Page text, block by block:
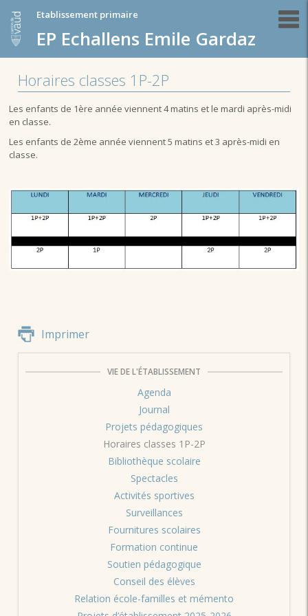
Etablissement primaire
EP Echallens Emile Gardaz
Horaires classes 1P-2P
Les enfants de 1ère année viennent 4 matins et le mardi après-midi
en classe.
Les enfants de 2ème année viennent 5 matins et 3 après-midi en
classe.
Imprimer
VIE DE L'ÉTABLISSEMENT
Agenda
Journal
Projets pédagogiques
Horaires classes 1P-2P
Bibliothèque scolaire
Spectacles
Activités sportives
Surveillances
Fournitures scolaires
Formation continue
Soutien pédagogique
Conseil des élèves
Relation école-familles et mémento